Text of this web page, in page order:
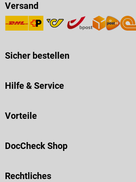
Versand
Sicher bestellen
Hilfe & Service
Vorteile
DocCheck Shop
Rechtliches